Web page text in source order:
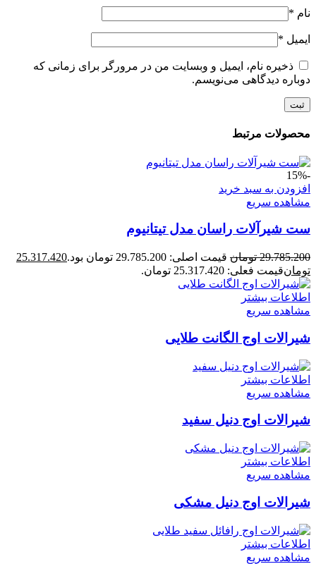
نام *
ایمیل *
ذخیره نام، ایمیل و وبسایت من در مرورگر برای زمانی که
دوباره دیدگاهی می‌نویسم.
محصولات مرتبط
-15%
افزودن به سبد خرید
مشاهده سریع
ست شیرآلات راسان مدل تیتانیوم
29.785.200 تومان قیمت اصلی: 29.785.200 تومان بود.
25.317.420
تومانقیمت فعلی: 25.317.420 تومان.
اطلاعات بیشتر
مشاهده سریع
شیرالات اوج الگانت طلایی
اطلاعات بیشتر
مشاهده سریع
شیرالات اوج دنیل سفید
اطلاعات بیشتر
مشاهده سریع
شیرالات اوج دنیل مشکی
اطلاعات بیشتر
مشاهده سریع